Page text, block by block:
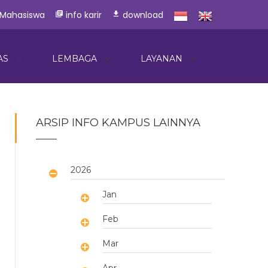
library_books info karir download download
LEMBAGA LAYANAN
ARSIP INFO KAMPUS LAINNYA
2026
Jan
Feb
Mar